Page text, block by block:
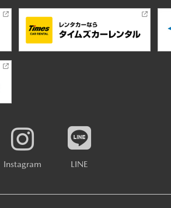
Instagram LINE